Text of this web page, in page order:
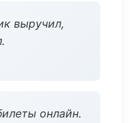
выручил,
онлайн.